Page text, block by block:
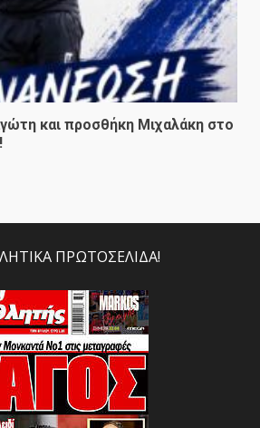
και προσθήκη Μιχαλάκη στο
ΠΡΩΤΟΣΕΛΙΔΑ!